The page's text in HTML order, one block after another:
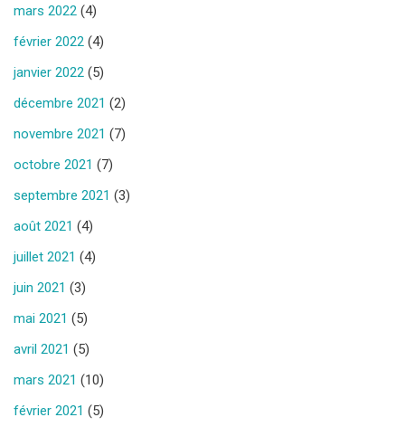
mars 2022 (4)
février 2022 (4)
janvier 2022 (5)
décembre 2021 (2)
novembre 2021 (7)
octobre 2021 (7)
septembre 2021 (3)
août 2021 (4)
juillet 2021 (4)
juin 2021 (3)
mai 2021 (5)
avril 2021 (5)
mars 2021 (10)
février 2021 (5)